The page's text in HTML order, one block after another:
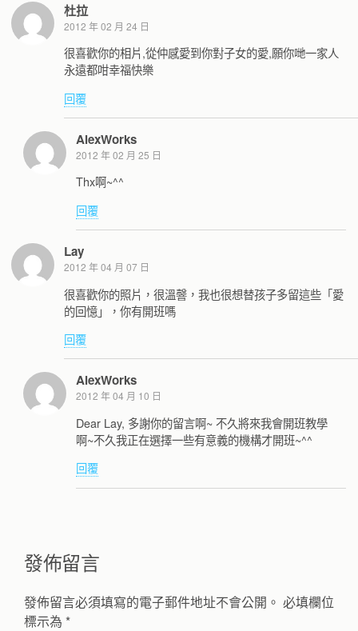
杜拉
2012 年 02 月 24 日
很喜歡你的相片,從仲感愛到你對子女的愛,願你哋一家人
永遠都咁幸福快樂
回覆
AlexWorks
2012 年 02 月 25 日
Thx啊~^^
回覆
Lay
2012 年 04 月 07 日
很喜歡你的照片，很溫韾，我也很想替孩子多留這些「愛
的回憶」，你有開班嗎
回覆
AlexWorks
2012 年 04 月 10 日
Dear Lay, 多謝你的留言啊~ 不久將來我會開班教學
啊~不久我正在選擇一些有意義的機構才開班~^^
回覆
發佈留言
發佈留言必須填寫的電子郵件地址不會公開。 必填欄位
標示為 *